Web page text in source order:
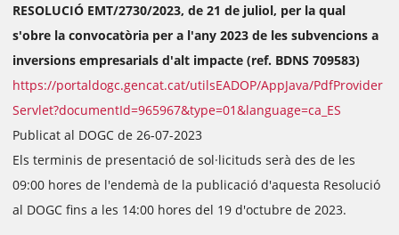
RESOLUCIÓ EMT/2730/2023, de 21 de juliol, per la qual
s'obre la convocatòria per a l'any 2023 de les subvencions a
inversions empresarials d'alt impacte (ref. BDNS 709583)
https://portaldogc.gencat.cat/utilsEADOP/AppJava/PdfProvider
Servlet?documentId=965967&type=01&language=ca_ES
Publicat al DOGC de 26-07-2023
Els terminis de presentació de sol·licituds serà des de les
09:00 hores de l'endemà de la publicació d'aquesta Resolució
al DOGC fins a les 14:00 hores del 19 d'octubre de 2023.